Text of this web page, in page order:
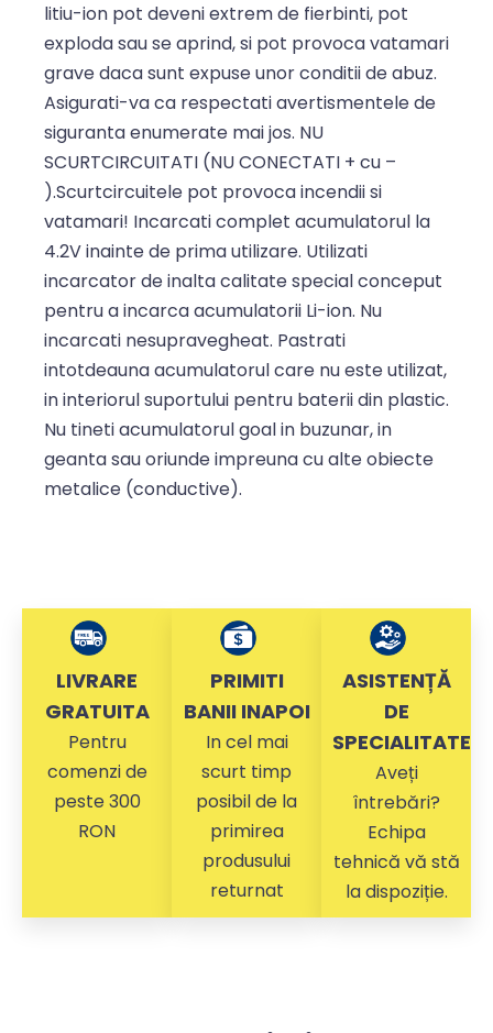
litiu-ion pot deveni extrem de fierbinti, pot
exploda sau se aprind, si pot provoca vatamari
grave daca sunt expuse unor conditii de abuz.
Asigurati-va ca respectati avertismentele de
siguranta enumerate mai jos. NU
SCURTCIRCUITATI (NU CONECTATI + cu –
).Scurtcircuitele pot provoca incendii si
vatamari! Incarcati complet acumulatorul la
4.2V inainte de prima utilizare. Utilizati
incarcator de inalta calitate special conceput
pentru a incarca acumulatorii Li-ion. Nu
incarcati nesupravegheat. Pastrati
intotdeauna acumulatorul care nu este utilizat,
in interiorul suportului pentru baterii din plastic.
Nu tineti acumulatorul goal in buzunar, in
geanta sau oriunde impreuna cu alte obiecte
metalice (conductive).
LIVRARE
GRATUITA
Pentru
comenzi de
peste 300
RON
PRIMITI
BANII INAPOI
In cel mai
scurt timp
posibil de la
primirea
produsului
returnat
ASISTENȚĂ
DE
SPECIALITATE
Aveți
întrebări?
Echipa
tehnică vă stă
la dispoziție.